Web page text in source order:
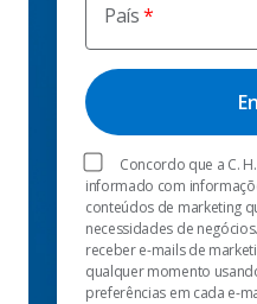
País
Concordo que a C.
informado com
conteúdos de marketing
necessidades de
receber e-mails de
qualquer momento
preferências em cada e-